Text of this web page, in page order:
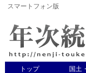
スマートフォン版
年次統計
トップ 国土